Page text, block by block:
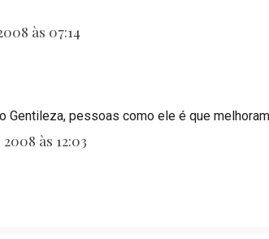
às 07:14
Gentileza, pessoas como ele é que
às 12:03